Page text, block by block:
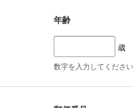
年齢
歳
数字を入力してください